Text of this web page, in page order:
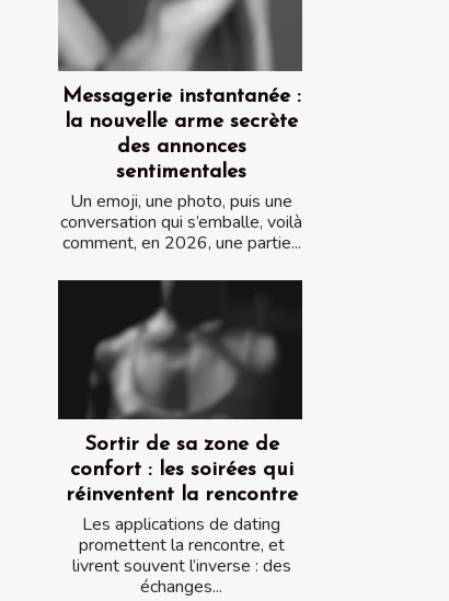
Messagerie instantanée :
la nouvelle arme secrète
des annonces
sentimentales
Un emoji, une photo, puis une
conversation qui s’emballe, voilà
comment, en 2026, une partie...
Sortir de sa zone de
confort : les soirées qui
réinventent la rencontre
Les applications de dating
promettent la rencontre, et
livrent souvent l’inverse : des
échanges...